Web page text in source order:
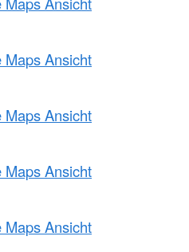
Maps Ansicht
Maps Ansicht
Maps Ansicht
Maps Ansicht